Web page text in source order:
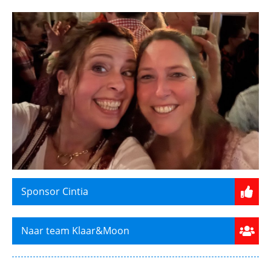
Sponsor Cintia
Naar team Klaar&Moon